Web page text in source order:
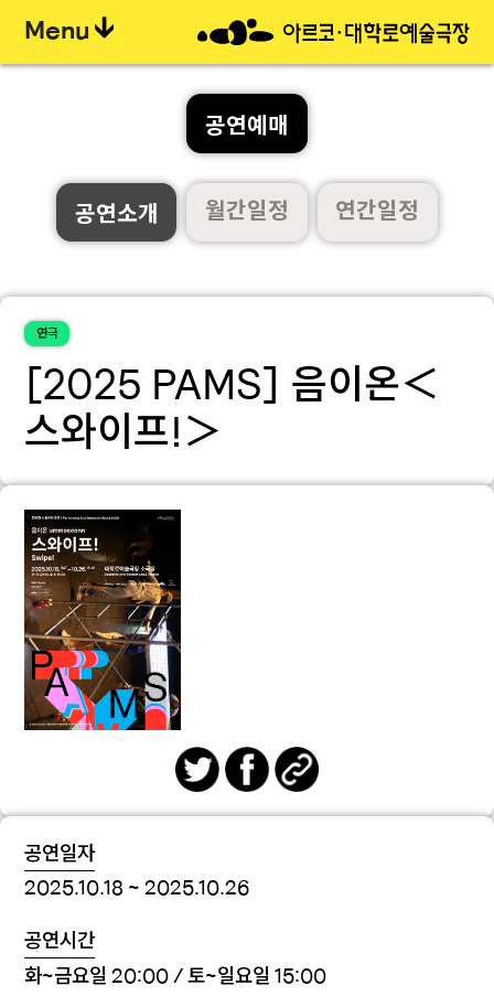
Menu
공연예매
공연소개 월간일정 연간일정
연극
[2025 PAMS] 음이온＜
스와이프!＞
공연일자
2025.10.18 ~ 2025.10.26
공연시간
화~금요일 20:00 / 토~일요일 15:00